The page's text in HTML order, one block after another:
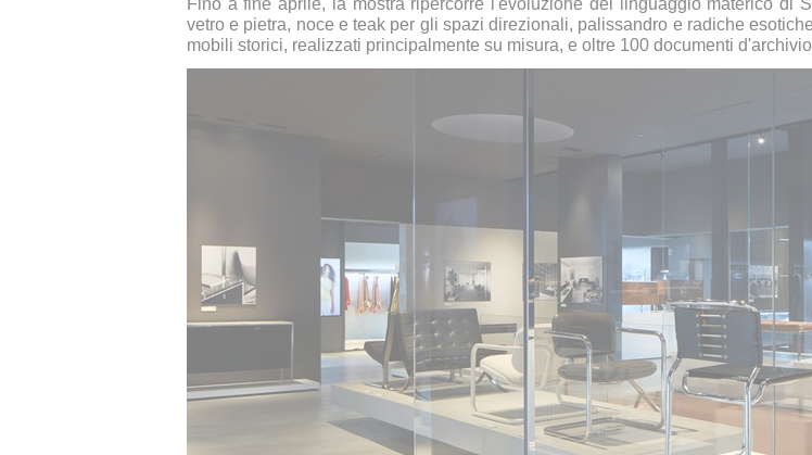
Fino a fine aprile, la mostra ripercorre l'evoluzione del linguaggio materico di
vetro e pietra, noce e teak per gli spazi direzionali, palissandro e radiche
mobili storici, realizzati principalmente su misura, e oltre 100 documenti